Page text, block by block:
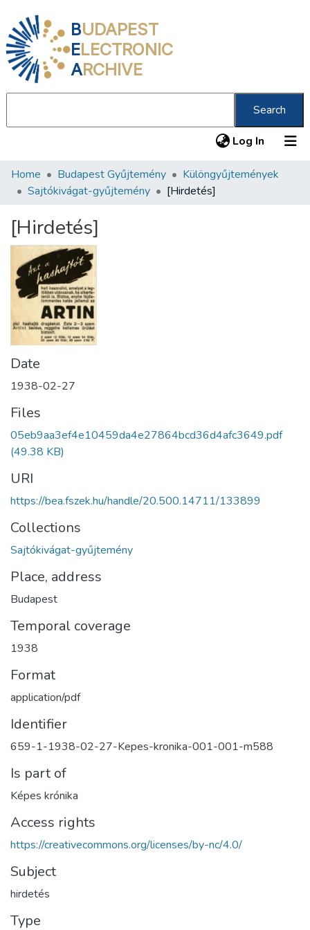
BUDAPEST
ELECTRONIC
ARCHIVE
Search
Log In (current)
Communities & Collections
Statistics
About us
Home Budapest Gyűjtemény
Különgyűjtemények
Sajtókivágat-gyűjtemény
[Hirdetés]
[Hirdetés]
Date
1938-02-27
Files
05eb9aa3ef4e10459da4e27864bcd36d4afc3649.pdf
(49.38 KB)
URI
https://bea.fszek.hu/handle/20.500.14711/133899
Collections
Sajtókivágat-gyűjtemény
Place, address
Budapest
Temporal coverage
1938
Format
application/pdf
Identifier
659-1-1938-02-27-Kepes-kronika-001-001-m588
Is part of
Képes krónika
Access rights
https://creativecommons.org/licenses/by-nc/4.0/
Subject
hirdetés
Type